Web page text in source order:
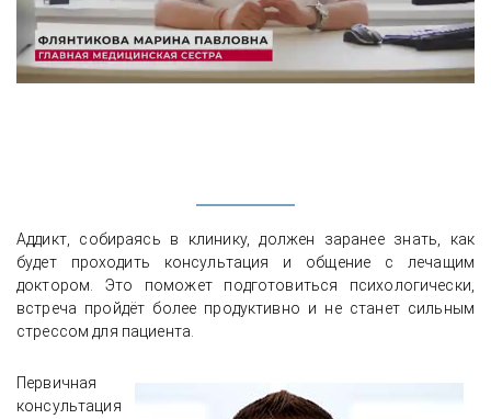
Аддикт, собираясь в клинику, должен заранее знать, как
будет проходить консультация и общение с лечащим
доктором. Это поможет подготовиться психологически,
встреча пройдёт более продуктивно и не станет сильным
стрессом для пациента.
Первичная
консультация